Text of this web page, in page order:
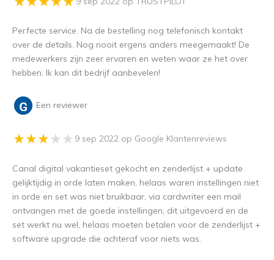
Perfecte service. Na de bestelling nog telefonisch kontakt
over de details. Nog nooit ergens anders meegemaakt! De
medewerkers zijn zeer ervaren en weten waar ze het over
hebben. Ik kan dit bedrijf aanbevelen!
Een reviewer
9 sep 2022 op Google Klantenreviews
Canal digital vakantieset gekocht en zenderlijst + update
gelijktijdig in orde laten maken, helaas waren instellingen niet
in orde en set was niet bruikbaar, via cardwriter een mail
ontvangen met de goede instellingen, dit uitgevoerd en de
set werkt nu wel, helaas moeten betalen voor de zenderlijst +
software upgrade die achteraf voor niets was.